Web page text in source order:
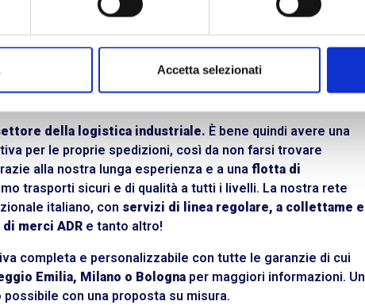
Accetta selezionati
e che vantaggi può garantire? Semplicemente, in
avaria della merce o parte di essa, a causa di incidenti o
Stipulare una copertura assicurativa della spedizione
al riparo dai pericoli a cui si espone il trasporto merci.
della logistica industriale. È bene quindi avere una
per le proprie spedizioni, così da non farsi trovare
alla nostra lunga esperienza e a una flotta di
trasporti sicuri e di qualità a tutti i livelli. La nostra rete
italiano, con servizi di linea regolare, a collettame e
merci ADR e tanto altro!
completa e personalizzabile con tutte le garanzie di cui
Emilia, Milano o Bologna per maggiori informazioni. Un
con una proposta su misura.